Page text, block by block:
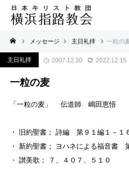
メッセージ 主日礼拝 一粒の
主日礼拝 2007.12.30 2022.12.15
一粒の麦
「一粒の麦」 伝道師 嶋田恵悟
・ 旧約聖書； 詩編 第９１編１－１
・ 新約聖書； ヨハネによる福音書
・ 讃美歌； ７、４０７、５１０